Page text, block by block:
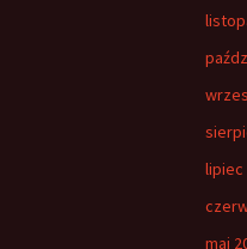
lipiec
maj